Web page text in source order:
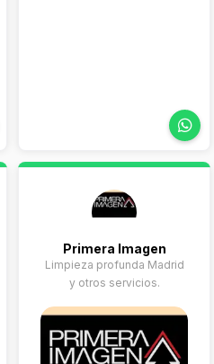
Primera Imagen
Limpieza profunda Madrid
y otros servicios.